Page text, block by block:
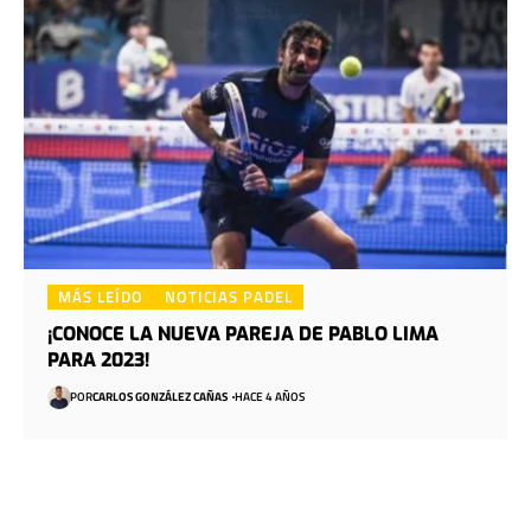
MÁS LEÍDO NOTICIAS PADEL
¡CONOCE LA NUEVA PAREJA DE PABLO LIMA
PARA 2023!
PORCARLOS GONZÁLEZ CAÑAS HACE 4 AÑOS